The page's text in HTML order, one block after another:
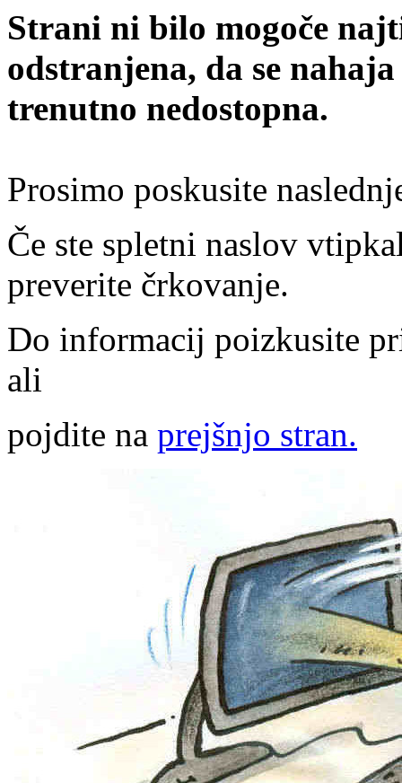
Strani ni bilo mogoče
odstranjena, da se
trenutno nedostopna.
Prosimo poskusite
Če ste spletni naslov
preverite črkovanje.
Do informacij poizkusite
ali
pojdite na prejšnjo stran.